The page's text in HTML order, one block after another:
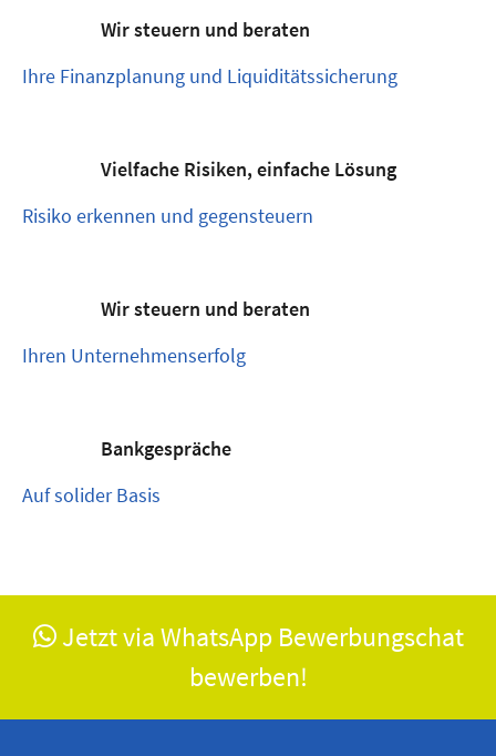
Wir steuern und beraten
Ihre Finanzplanung und Liquiditätssicherung
Vielfache Risiken, einfache Lösung
Risiko erkennen und gegensteuern
Wir steuern und beraten
Ihren Unternehmenserfolg
Bankgespräche
Auf solider Basis
Jetzt via WhatsApp Bewerbungschat
bewerben!